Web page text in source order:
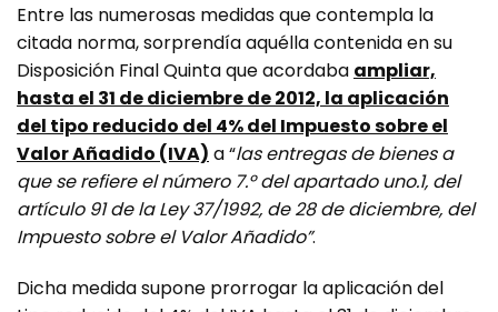
Entre las numerosas medidas que contempla la
citada norma, sorprendía aquélla contenida en su
Disposición Final Quinta que acordaba ampliar,
hasta el 31 de diciembre de 2012, la aplicación
del tipo reducido del 4% del Impuesto sobre el
Valor Añadido (IVA) a “las entregas de bienes a
que se refiere elnúmero 7.º del apartado uno.1, del
artículo 91 de la Ley 37/1992, de 28 de diciembre, del
Impuesto sobre el Valor Añadido”.
Dicha medida supone prorrogar la aplicación del